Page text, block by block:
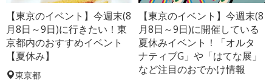
【東京のイベント】今週末(8
月8日～9日)に行きたい！東
京都内のおすすめイベント
【夏休み】
東京都
【東京のイベント】今週末(8
月8日～9日)に開催している
夏休みイベント！「オルタ
ナティブG」や「はてな展」
など注目のおでかけ情報